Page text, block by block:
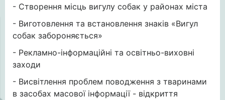
- Створення місць вигулу собак у районах міста
- Виготовлення та встановлення знаків «Вигул
собак забороняється»
- Рекламно-інформаційні та освітньо-виховні
заходи
- Висвітлення проблем поводження з тваринами
в засобах масової інформації - відкриття